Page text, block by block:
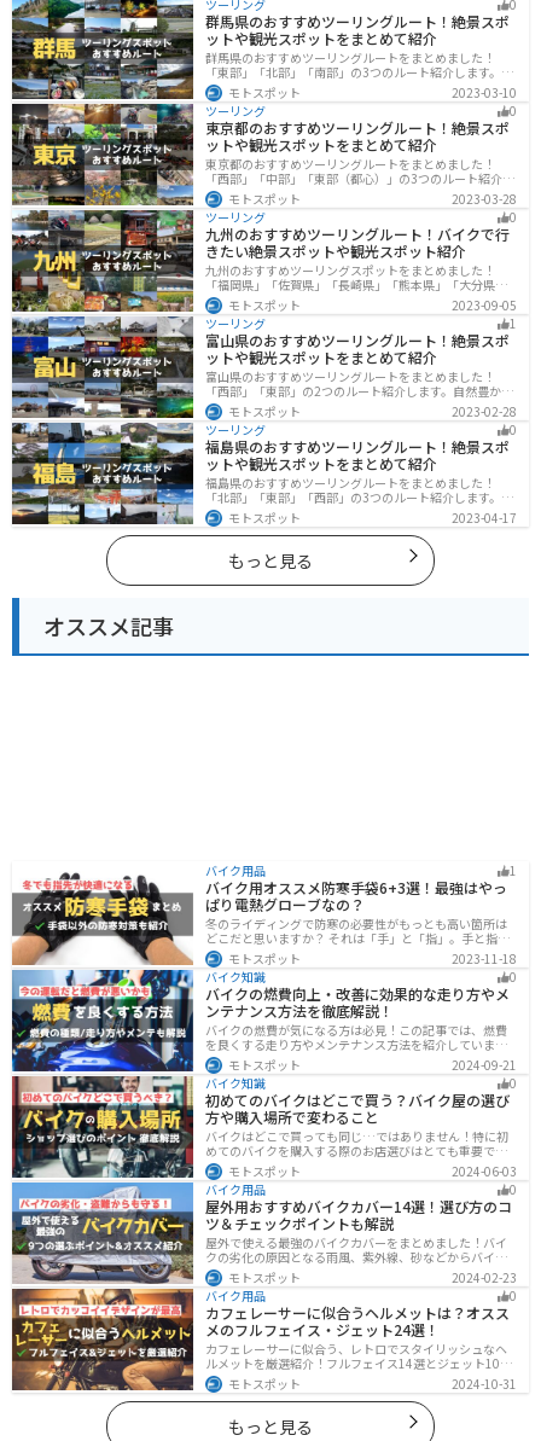
ツーリング 0
群馬県のおすすめツーリングルート！絶景スポ
ットや観光スポットをまとめて紹介
群馬県のおすすめツーリングルートをまとめました！
「東部」「北部」「南部」の3つのルート紹介します。草
津温泉や伊香保温泉など全国でも有名な温泉や豊かな自
然を満喫するツーリングができます。バイクで群馬県に
ツーリングに行く際は参考にしてください。
モトスポット
2023-03-10
ツーリング
0
東京都のおすすめツーリングルート！絶景スポ
ットや観光スポットをまとめて紹介
東京都のおすすめツーリングルートをまとめました！
「西部」「中部」「東部（都心）」の3つのルート紹介し
ます。西に行けば奥多摩の自然、東に行けば都心スポッ
トと、自然も街も楽しめるスポットが多数あります。バ
イクで東京都にツーリングに行く際は参考にしてくださ
い。
モトスポット
2023-03-28
ツーリング
0
九州のおすすめツーリングルート！バイクで行
きたい絶景スポットや観光スポット紹介
九州のおすすめツーリングスポットをまとめました！
「福岡県」「佐賀県」「長崎県」「熊本県」「大分県」
「宮崎都」「鹿児島県」の各県の観光地紹介します。自
然豊かな山々や湖、温泉地が点在し、四季折々の景色を
楽しめるスポットが多数あります。バイクで九州にツー
リングに行く際は参考にしてください。
モトスポット
2023-09-05
ツーリング
1
富山県のおすすめツーリングルート！絶景スポ
ットや観光スポットをまとめて紹介
富山県のおすすめツーリングルートをまとめました！
「西部」「東部」の2つのルート紹介します。自然豊かな
山と海、温泉が充実しており、美術館などもあるので、
自然を満喫するツーリングができます。バイクで富山県
にツーリングに行く際は参考にしてください。
モトスポット
2023-02-28
ツーリング
0
福島県のおすすめツーリングルート！絶景スポ
ットや観光スポットをまとめて紹介
福島県のおすすめツーリングルートをまとめました！
「北部」「東部」「西部」の3つのルート紹介します。内
陸部には山々が連なり、海岸線は太平洋に面してるので
観光スポットが多数あります。バイクで福島県にツーリ
ングに行く際は参考にしてください。
モトスポット 2023-04-17
もっと見る
オススメ記事
バイク用品 1
バイク用オススメ防寒手袋6+3選！最強はやっ
ぱり電熱グローブなの？
冬のライディングで防寒の必要性がもっとも高い箇所は
どこだと思いますか？ それは「手」と「指」。手と指が
冷えてしまうと、防寒ジャケットをいくら着込んでも寒
さから逃れることはできません。そんな防寒の要となる
オススメ防寒手袋を紹介します。
モトスポット
2023-11-18
バイク知識
0
バイクの燃費向上・改善に効果的な走り方やメ
ンテナンス方法を徹底解説！
バイクの燃費が気になる方は必見！この記事では、燃費
を良くする走り方やメンテナンス方法を紹介していま
す。実は、車体そのものや荷物を軽くすることで、燃費
の向上が可能です。この記事を読めば、燃費を改善する
具体的な方法がわかります。
モトスポット
2024-09-21
バイク知識
0
初めてのバイクはどこで買う？バイク屋の選び
方や購入場所で変わること
バイクはどこで買っても同じ…ではありません！特に初
めてのバイクを購入する際のお店選びはとても重要で
す。どんなお店で購入するのがベストなのか？失敗しな
いお店選びのポイントをまとめます。
モトスポット
2024-06-03
バイク用品
0
屋外用おすすめバイクカバー14選！選び方のコ
ツ＆チェックポイントも解説
屋外で使える最強のバイクカバーをまとめました！バイ
クの劣化の原因となる雨風、紫外線、砂などからバイク
を守ることはもちろん、盗難やいたずら対策にもなりま
す。バイクカバーの選び方からオススメまでまとめまし
たので、カバーを探している人はぜひ参考にしてくださ
い。
モトスポット
2024-02-23
バイク用品
0
カフェレーサーに似合うヘルメットは？オスス
メのフルフェイス・ジェット24選！
カフェレーサーに似合う、レトロでスタイリッシュなヘ
ルメットを厳選紹介！フルフェイス14選とジェット10選
の多彩なラインナップで、安全性とデザインの両立を実
現。こだわりのヘルメットで、あなたのライダーズライ
フをより魅力的にアップグレードしましょう！
モトスポット 2024-10-31
もっと見る